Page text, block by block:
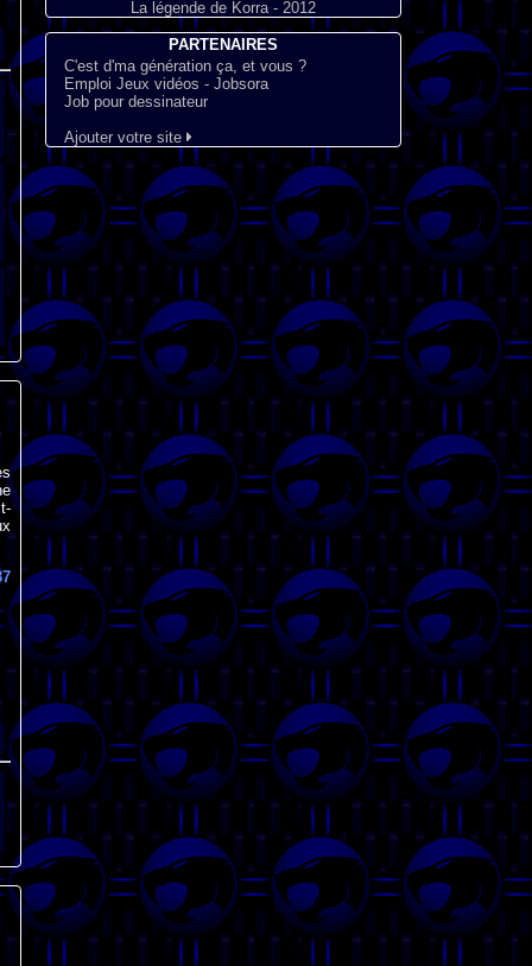
La légende de Korra - 2012
PARTENAIRES
C'est d'ma génération ça, et vous ?
Emploi Jeux vidéos - Jobsora
Job pour dessinateur
Ajouter votre site